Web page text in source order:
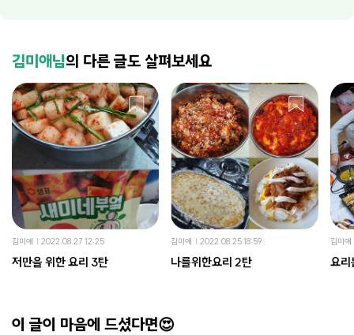
김미애님의 다른 글도 살펴보세요
김미애 2022.08.27 12:25
저만을 위한 요리 3탄
김미애 2022.08.25 18:59
나를위한요리 2탄
김미애
요
이 글이 마음에 드셨다면😍